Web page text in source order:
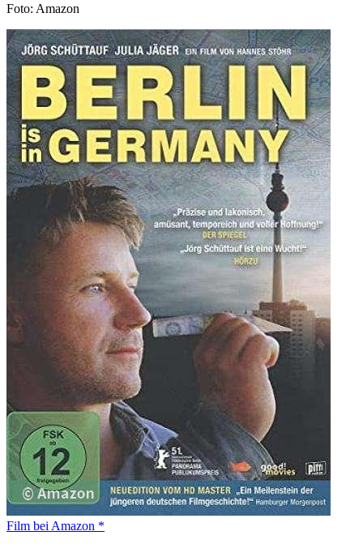
Foto: Amazon
Film bei Amazon *